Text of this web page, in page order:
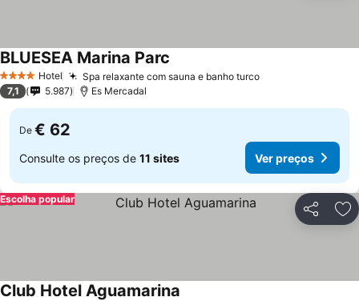
4 EstrelasHotel Spa relaxante com sauna e banho turco
BLUESEA Marina Parc
7,1 5.987 Es Mercadal
De € 62
Consulte os preços de 11 sites Ver preços
Partilhar
Escolha popular
Club Hotel Aguamarina